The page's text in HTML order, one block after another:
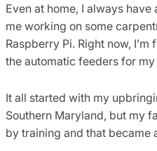
Even at home, I always
me working on some
Raspberry Pi. Right now,
the automatic feeders for my
It all started with my
Southern Maryland, but my
by training and that became